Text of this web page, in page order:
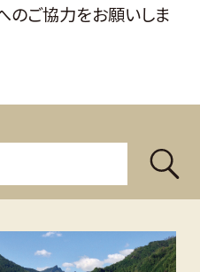
のご協力をお願いしま